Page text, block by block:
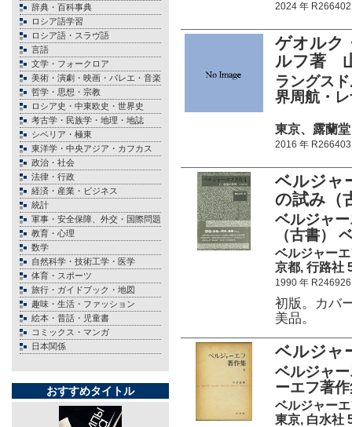
辞典・百科事典
ロシア語学習
ロシア語・スラヴ語
言語
文学・フォークロア
美術・演劇・映画・バレエ・音楽
哲学・思想・宗教
ロシア史・中東欧史・世界史
考古学・民族学・地理・地誌
シベリア・極東
東洋学・中央アジア・カフカス
政治・社会
法律・行政
経済・産業・ビジネス
統計
軍事・安全保障、外交・国際問題
教育・心理
数学
自然科学・技術工学・医学
体育・スポーツ
旅行・ガイドブック・地図
趣味・生活・ファッション
絵本・昔話・児童書
コミックス・マンガ
日本関係
おすすめタイトル
2024 年 R266402
ゲオルク
ルフ著
ラングス
界周航・
東京、露蘭
2016 年 R266403
ベルジャ
の試み（
ベルジャ
（古書）
ベルジャー
京都, 行路社
1990 年 R246926
初版。カバ
美品。
ベルジャ
ベルジャ
ーエフ著
ベルジャー
東京, 白水社